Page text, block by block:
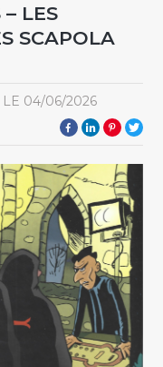
LES
SCAPOLA
LE 04/06/2026